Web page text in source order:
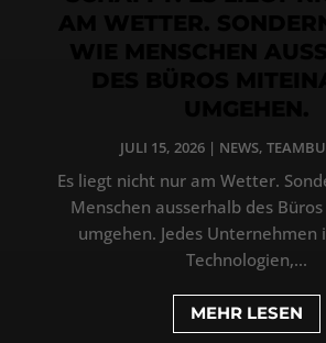
JULI 15, 2026| NEWS,
Es liegt nicht nur am Wetter.
Menschen ausserhalb des
umgehen. Jedes
Technologien,...
MEHR LESEN